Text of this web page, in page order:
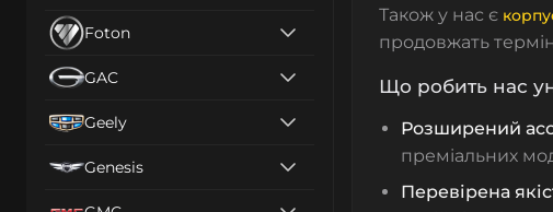
Foton
GAC
Geely
Genesis
Також у нас є
продовжать
Що робить нас
Розширений
преміальних
Перевірена